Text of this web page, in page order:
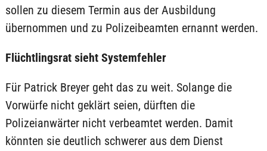
sollen zu diesem Termin aus der Ausbildung
übernommen und zu Polizeibeamten ernannt werden.
Flüchtlingsrat sieht Systemfehler
Für Patrick Breyer geht das zu weit. Solange die
Vorwürfe nicht geklärt seien, dürften die
Polizeianwärter nicht verbeamtet werden. Damit
könnten sie deutlich schwerer aus dem Dienst